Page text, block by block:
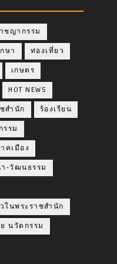
ชญากรรม
ษา ท่องเที่ยว
เกษตร
HOT NEWS
สำนัก ร้องเรียน
รรม
คเมือง
-วัฒนธรรม
ในพระราชสำนัก
นวัตกรรม